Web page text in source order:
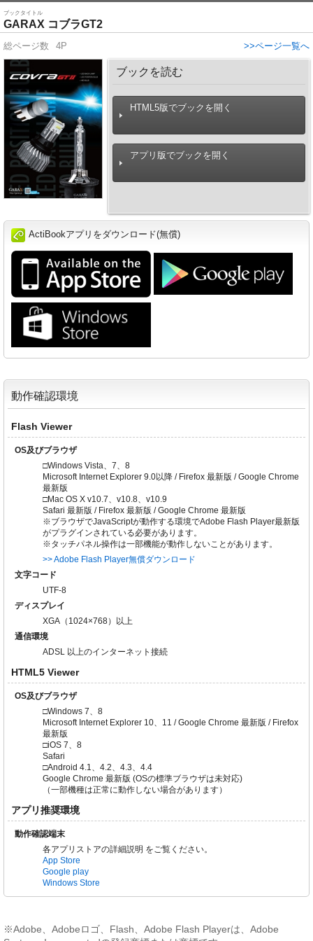
ブックタイトル
GARAX コブラGT2
総ページ数 4P >>ページ一覧へ
ブックを読む
HTML5版でブックを開く
アプリ版でブックを開く
ActiBookアプリをダウンロード(無償)
動作確認環境
Flash Viewer
OS及びブラウザ
□Windows Vista、7、8
Microsoft Internet Explorer 9.0以降 / Firefox 最新版 / Google Chrome
最新版
□Mac OS X v10.7、v10.8、v10.9
Safari 最新版 / Firefox 最新版 / Google Chrome 最新版
※ブラウザでJavaScriptが動作する環境でAdobe Flash Player最新版
がプラグインされている必要があります。
※タッチパネル操作は一部機能が動作しないことがあります。
>> Adobe Flash Player無償ダウンロード
文字コード
UTF-8
ディスプレイ
XGA（1024×768）以上
通信環境
ADSL 以上のインターネット接続
HTML5 Viewer
OS及びブラウザ
□Windows 7、8
Microsoft Internet Explorer 10、11 / Google Chrome 最新版 / Firefox
最新版
□iOS 7、8
Safari
□Android 4.1、4.2、4.3、4.4
Google Chrome 最新版 (OSの標準ブラウザは未対応)
（一部機種は正常に動作しない場合があります）
アプリ推奨環境
動作確認端末
各アプリストアの詳細説明 をご覧ください。
App Store
Google play
Windows Store
※Adobe、Adobeロゴ、Flash、Adobe Flash Playerは、Adobe